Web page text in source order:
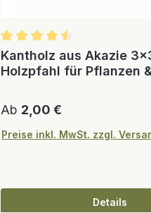
Kantholz aus Akazie
Holzpfahl für Pflanzen
Regulärer Preis:
Ab 2,00 €
Preise inkl. MwSt. zzgl.
Details